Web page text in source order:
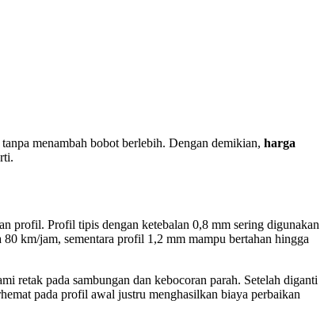
menambah bobot berlebih. Dengan demikian, harga
profil. Profil tipis dengan ketebalan 0,8 mm sering digunakan
km/jam, sementara profil 1,2 mm mampu bertahan hingga
retak pada sambungan dan kebocoran parah. Setelah diganti
pada profil awal justru menghasilkan biaya perbaikan